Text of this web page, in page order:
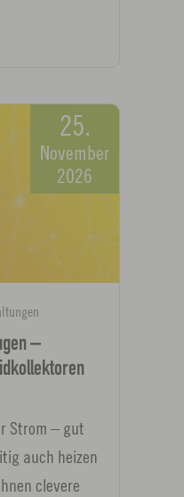
25.
November
2026
–
Strom – gut
auch heizen
clevere